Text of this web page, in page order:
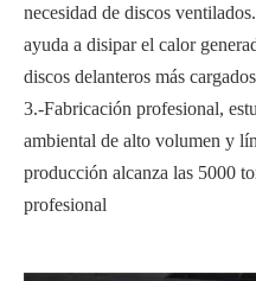
necesidad de discos
ayuda a disipar el calor
discos delanteros más
3.-Fabricación profesional,
ambiental de alto volumen y
producción alcanza las 5000
profesional